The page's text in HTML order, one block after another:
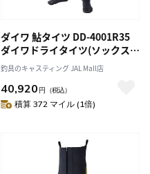
ダイワ 鮎タイツ DD-4001R35
ダイワドライタイツ(ソックス先
丸) ブラック MA
釣具のキャスティング JAL Mall店
40,920 円 （税込）
積算 372 マイル (1倍)